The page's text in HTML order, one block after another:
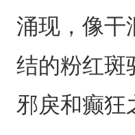
涌现，像干
结的粉红斑
邪戾和癫狂